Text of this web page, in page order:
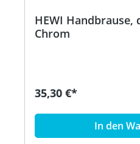
HEWI Handbrause,
Chrom
35,30 €*
In den